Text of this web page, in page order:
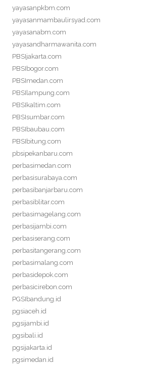
yayasanpkbm.com
yayasanmambaulirsyad.com
yayasanabm.com
yayasandharmawanita.com
PBSIjakarta.com
PBSIbogor.com
PBSImedan.com
PBSIlampung.com
PBSIkaltim.com
PBSIsumbar.com
PBSIbaubau.com
PBSIbitung.com
pbsipekanbaru.com
perbasimedan.com
perbasisurabaya.com
perbasibanjarbaru.com
perbasiblitar.com
perbasimagelang.com
perbasijambi.com
perbasiserang.com
perbasitangerang.com
perbasimalang.com
perbasidepok.com
perbasicirebon.com
PGSIbandung.id
pgsiaceh.id
pgsijambi.id
pgsibali.id
pgsijakarta.id
pgsimedan.id